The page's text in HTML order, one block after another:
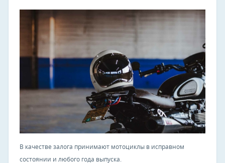
В качестве залога принимают мотоциклы в исправном
состоянии и любого года выпуска.